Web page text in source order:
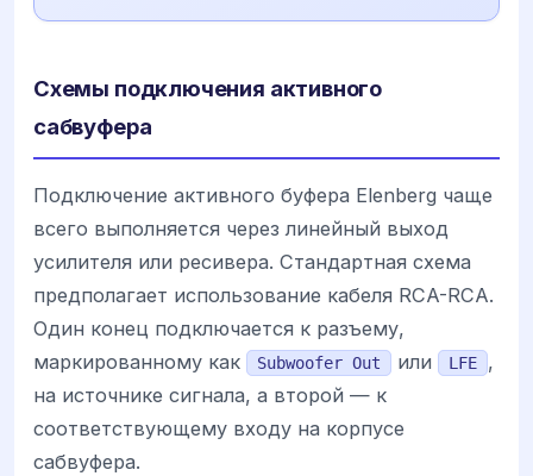
Схемы подключения активного
сабвуфера
Подключение активного буфера Elenberg чаще
всего выполняется через линейный выход
усилителя или ресивера. Стандартная схема
предполагает использование кабеля RCA-RCA.
Один конец подключается к разъему,
маркированному как
Subwoofer Out или LFE
,
на источнике сигнала, а второй — к
соответствующему входу на корпусе
сабвуфера.